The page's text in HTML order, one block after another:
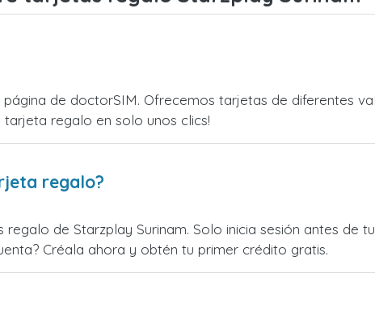
de doctorSIM. Ofrecemos tarjetas de diferentes
tarjeta regalo en solo unos clics!
regalo?
de Starzplay Surinam. Solo inicia sesión antes de
Créala ahora y obtén tu primer crédito gratis.